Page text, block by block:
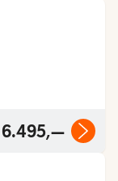
6.495,—